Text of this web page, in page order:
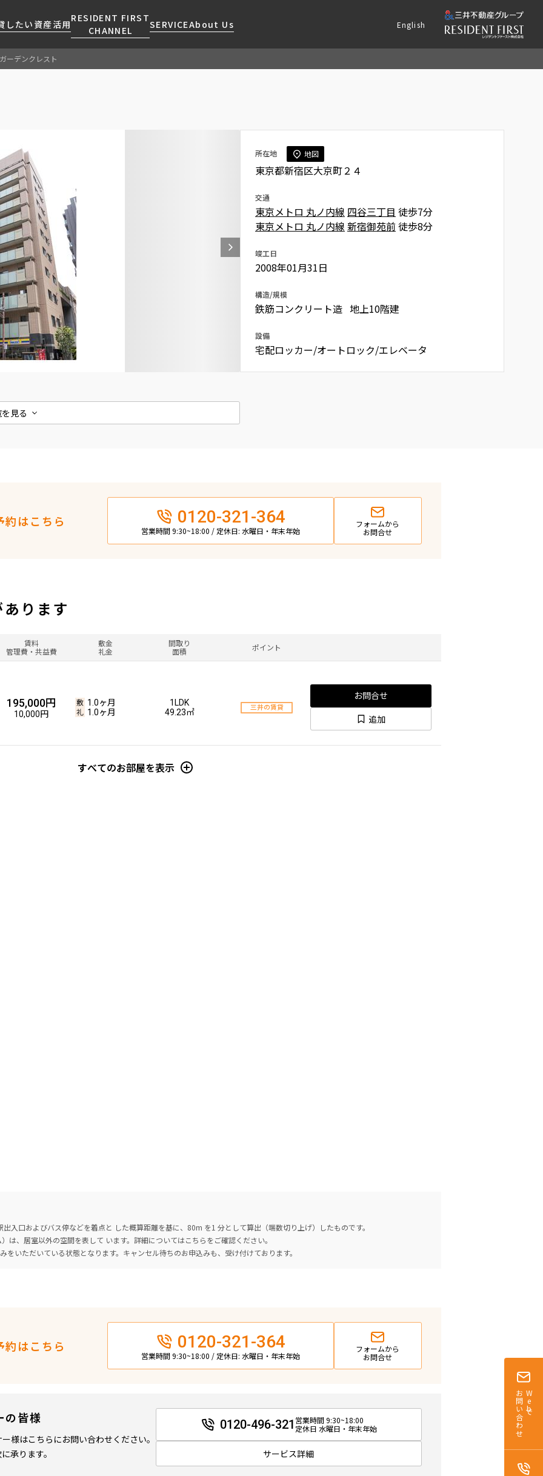
したい 資産活用
RESIDENT FIRST
CHANNEL
SERVICEAbout Us
採用情報
ニュースリリース
お問い合わせ
駅・沿線から探す
地図から探す
キーワードから探す
新着情報から探す
ニュースから探す
新着募集情報
当社限定(港区・渋谷区以外)
住まいのコラム
RESIDENT FIRST
MEMBERS登録
ご入居・提携サービス
お部屋探しからご契約まで
よくあるご質問
社宅紹介
【仲介会社様向け】当社仲介
事業部取り扱い物件入居申
込
English
Webで
お問い合わせ
ガーデンクレスト
見る
所在地 地図
東京都新宿区大京町２４
交通
東京メトロ 丸ノ内線 四谷三丁目 徒歩7分
東京メトロ 丸ノ内線 新宿御苑前徒歩8分
竣工日
2008年01月31日
構造/規模
鉄筋コンクリート造 地上10階建
設備
宅配ロッカー/オートロック/エレベータ
約はこちら 0120-321-364
営業時間 9:30~18:00 / 定休日: 水曜日・年末年始
フォームから
お問合せ
ります
賃料
管理費・共益費
敷金
礼金
間取り
面積
ポイント
195,000円
10,000円
1.0ヶ月
1.0ヶ月
1LDK
49.23㎡
三井の賃貸
お問合せ
追加
すべてのお部屋を表示
入口およびバス停などを着点と した概算距離を基に、80m を1 分として算出（端数切り上げ）したものです。
は、居室以外の空間を表して います。詳細についてはこちらをご確認ください。
をいただいている状態となります。キャンセル待ちのお申込みも、受け付けております。
約はこちら 0120-321-364
営業時間 9:30~18:00 / 定休日: 水曜日・年末年始
フォームから
お問合せ
の皆様
様はこちらにお問い合わせください。
承ります。
0120-496-321 営業時間 9:30~18:00
定休日 水曜日・年末年始
サービス詳細